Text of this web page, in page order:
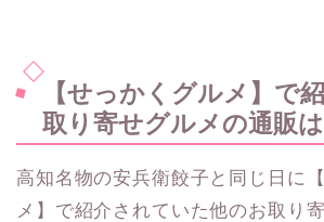
【せっかくグルメ】で
取り寄せグルメの通販は
高知名物の安兵衛餃子と同じ日に
メ】で紹介されていた他のお取り